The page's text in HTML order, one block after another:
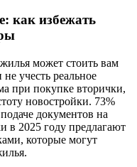
как избежать
может стоить вам
учесть реальное
при покупке вторички,
новостройки. 73%
документов на
в 2025 году предлагают
которые могут